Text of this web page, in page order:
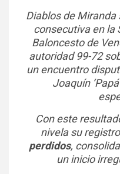
Diablos de
consecutiva en la
Baloncesto de
autoridad 99-72
un encuentro
Joaquín
Con este
nivela su
perdidos,
un inicio